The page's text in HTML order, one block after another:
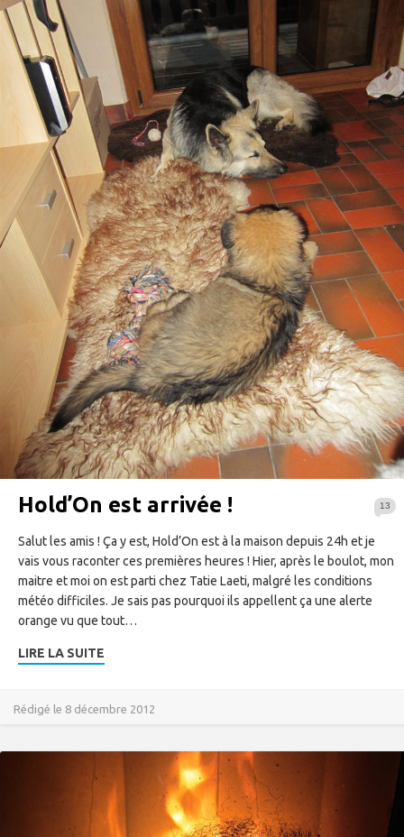
13
Hold’On est arrivée !
Salut les amis ! Ça y est, Hold’On est à la maison depuis 24h et je
vais vous raconter ces premières heures ! Hier, après le boulot, mon
maitre et moi on est parti chez Tatie Laeti, malgré les conditions
météo difficiles. Je sais pas pourquoi ils appellent ça une alerte
orange vu que tout…
LIRE LA SUITE
Rédigé le 8 décembre 2012